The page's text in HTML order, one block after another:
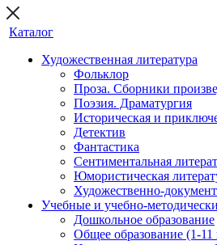
Каталог
Художественная литература
Фольклор
Проза. Сборники
Поэзия. Драматургия
Историческая и
Детектив
Фантастика
Сентиментальная
Юмористическая
Художественно-
Учебные и учебно-
Дошкольное образование
Общее образование (1-11